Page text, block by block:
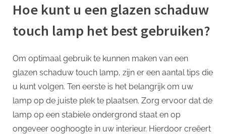
Hoe kunt u een glazen schaduw
touch lamp het best gebruiken?
Om optimaal gebruik te kunnen maken van een
glazen schaduw touch lamp, zijn er een aantal tips die
u kunt volgen. Ten eerste is het belangrijk om uw
lamp op de juiste plek te plaatsen. Zorg ervoor dat de
lamp op een stabiele ondergrond staat en op
ongeveer ooghoogte in uw interieur. Hierdoor creëert